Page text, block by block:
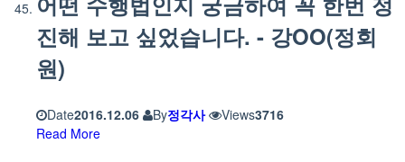
진해 보고 싶었습니다. - 강OO(정회
원)
Date2016.12.06 By정각사 Views3716
Read More